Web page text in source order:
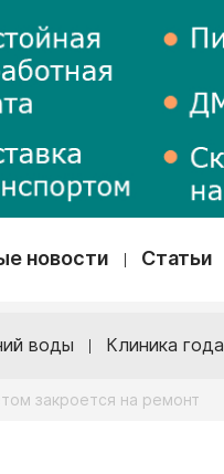
новости Статьи
воды Клиника года
закроется на ремонт